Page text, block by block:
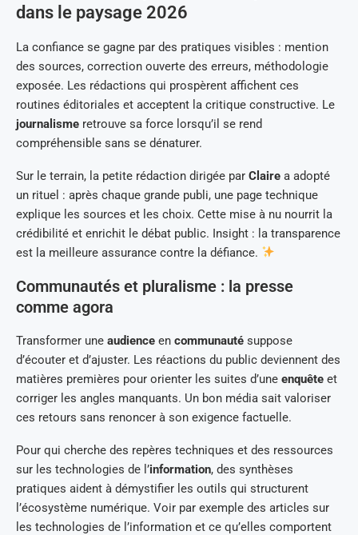
dans le paysage 2026
La confiance se gagne par des pratiques visibles : mention
des sources, correction ouverte des erreurs, méthodologie
exposée. Les rédactions qui prospèrent affichent ces
routines éditoriales et acceptent la critique constructive. Le
journalisme retrouve sa force lorsqu’il se rend
compréhensible sans se dénaturer.
Sur le terrain, la petite rédaction dirigée par Claire a adopté
un rituel : après chaque grande publi, une page technique
explique les sources et les choix. Cette mise à nu nourrit la
crédibilité et enrichit le débat public. Insight : la transparence
est la meilleure assurance contre la défiance.
Communautés et pluralisme : la presse
comme agora
Transformer une audience en communauté suppose
d’écouter et d’ajuster. Les réactions du public deviennent des
matières premières pour orienter les suites d’une enquête et
corriger les angles manquants. Un bon média sait valoriser
ces retours sans renoncer à son exigence factuelle.
Pour qui cherche des repères techniques et des ressources
sur les technologies de l’information, des synthèses
pratiques aident à démystifier les outils qui structurent
l’écosystème numérique. Voir par exemple des articles sur
les technologies de l’information et ce qu’elles comportent